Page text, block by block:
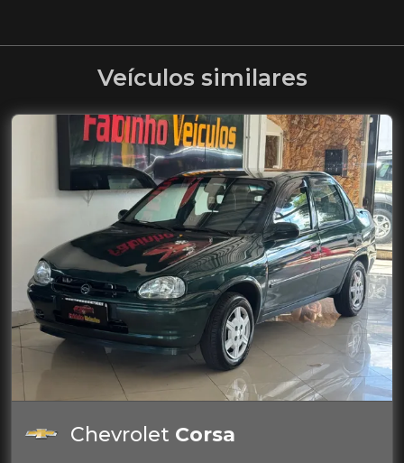
Veículos similares
Chevrolet Corsa